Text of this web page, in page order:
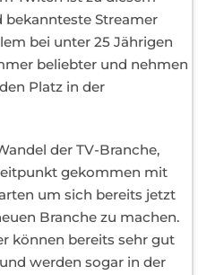
Streamer
bei unter 25 Jährigen
beliebter und nehmen
Platz in der
der TV-Branche,
gekommen mit
um sich bereits jetzt
Branche zu machen.
können bereits sehr gut
werden sogar in der